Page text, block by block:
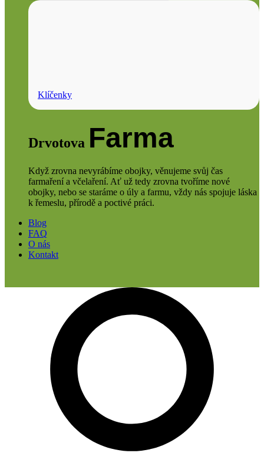
Klíčenky
Drvotova Farma
Když zrovna nevyrábíme obojky, věnujeme svůj čas
farmaření a včelaření. Ať už tedy zrovna tvoříme nové
obojky, nebo se staráme o úly a farmu, vždy nás spojuje láska
k řemeslu, přírodě a poctivé práci.
Blog
FAQ
O nás
Kontakt